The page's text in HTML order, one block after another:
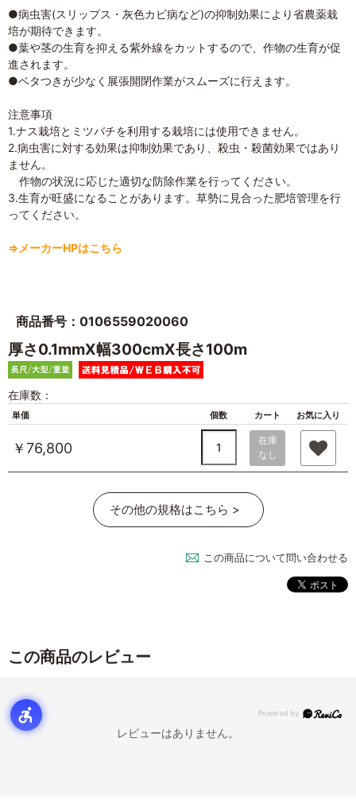
●病虫害(スリップス・灰色カビ病など)の抑制効果により省農薬栽
培が期待できます。
●葉や茎の生育を抑える紫外線をカットするので、作物の生育が促
進されます。
●ベタつきが少なく展張開閉作業がスムーズに行えます。
注意事項
1.ナス栽培とミツバチを利用する栽培には使用できません。
2.病虫害に対する効果は抑制効果であり、殺虫・殺菌効果ではあり
ません。
作物の状況に応じた適切な防除作業を行ってください。
3.生育が旺盛になることがあります。草勢に見合った肥培管理を行
ってください。
⇒メーカーHPはこちら
商品番号：0106559020060
厚さ0.1mmX幅300cmX長さ100m
在庫数：
単価 個数 カート お気に入り
￥76,800
在庫
なし
その他の規格はこちら >
この商品について問い合わせる
この商品のレビュー
レビューはありません。